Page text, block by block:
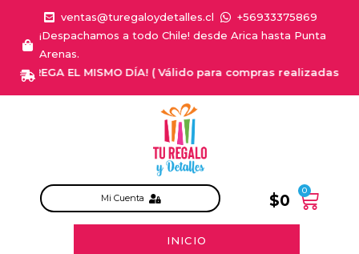
ventas@turegaloydetalles.cl
+56933375869
¡Despachamos a todo Chile! desde Arica hasta Punta
Arenas.
EL MISMO DÍA! ( Válido para compras realizadas
Mi Cuenta $0
0
INICIO